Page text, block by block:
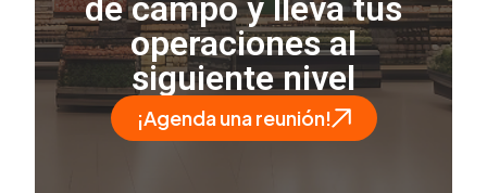
operaciones al
siguiente nivel
¡Agenda una reunión!